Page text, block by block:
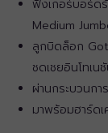
ฟิงเกอร์บอร์ด
Medium
ลูกบิดล็อก
ชดเชยอินโทเน
ผ่านกระบวนกา
มาพร้อมฮาร์ด